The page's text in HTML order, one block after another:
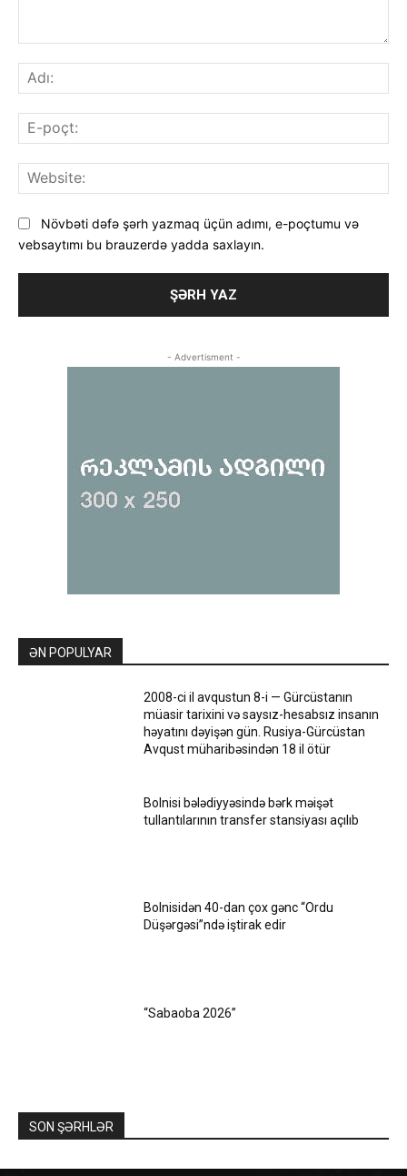
Növbəti dəfə şərh yazmaq üçün adımı, e-poçtumu və
vebsaytımı bu brauzerdə yadda saxlayın.
- Advertisment -
ƏN POPULYAR
2008-ci il avqustun 8-i — Gürcüstanın
müasir tarixini və saysız-hesabsız insanın
həyatını dəyişən gün. Rusiya-Gürcüstan
Avqust müharibəsindən 18 il ötür
Bolnisi bələdiyyəsində bərk məişət
tullantılarının transfer stansiyası açılıb
Bolnisidən 40-dan çox gənc “Ordu
Düşərgəsi”ndə iştirak edir
“Sabaoba 2026”
SON ŞƏRHLƏR